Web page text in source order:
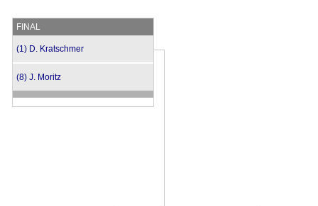
FINAL
(1) D. Kratschmer
(8) J. Moritz